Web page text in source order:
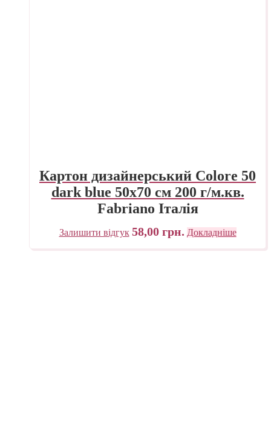
Картон дизайнерський Colore 50
dark blue 50х70 см 200 г/м.кв.
Fabriano Італія
Залишити відгук 58,00 грн. Докладніше